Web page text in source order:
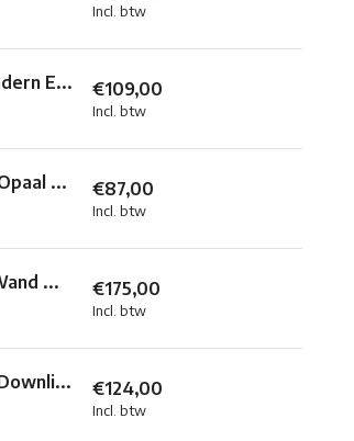
Incl. btw
E... €109,00
Incl. btw
... €87,00
Incl. btw
... €175,00
Incl. btw
€124,00
Incl. btw